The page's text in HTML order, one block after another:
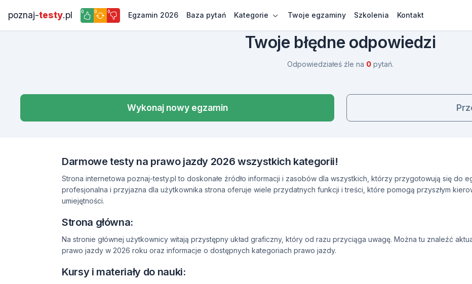
poznaj-testy.pl 0 0 0 Egzamin 2026 Baza pytań Kategorie Twoje egzaminy Szkolenia Kontakt
Twoje błędne odpowiedzi
Odpowiedziałeś źle na 0 pytań.
Wykonaj nowy egzamin
Darmowe testy na prawo jazdy 2026 wszystkich kategorii!
Strona internetowa poznaj-testy.pl to doskonałe źródło informacji i zasobów dla wszystkich, którzy przygotowują się do
profesjonalna i przyjazna dla użytkownika strona oferuje wiele przydatnych funkcji i treści, które pomogą przyszłym
umiejętności.
Strona główna:
Na stronie głównej użytkownicy witają przystępny układ graficzny, który od razu przyciąga uwagę. Można tu znaleźć
prawo jazdy w 2026 roku oraz informacje o dostępnych kategoriach prawo jazdy.
Kursy i materiały do nauki: